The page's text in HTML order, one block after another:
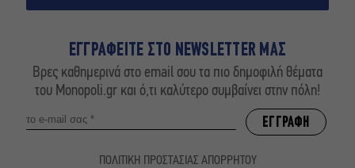
ΕΓΓΡΑΦΕΙΤΕ ΣΤΟ NEWSLETTER ΜΑΣ
Βρες καθημερινά στο email σου τα πιο δημοφιλή θέματα
του Monopoli.gr και ό,τι καλύτερο συμβαίνει στην πόλη!
ΠΟΛΙΤΙΚΗ ΠΡΟΣΤΑΣΙΑΣ ΑΠΟΡΡΗΤΟΥ